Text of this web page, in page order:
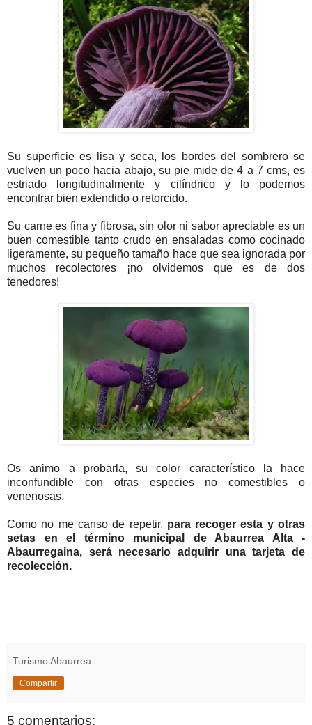
Su superficie es lisa y seca, los bordes del sombrero se
vuelven un poco hacia abajo, su pie mide de 4 a 7 cms, es
estriado longitudinalmente y cilíndrico y lo podemos
encontrar bien extendido o retorcido.
Su carne es fina y fibrosa, sin olor ni sabor apreciable es un
buen comestible tanto crudo en ensaladas como cocinado
ligeramente, su pequeño tamaño hace que sea ignorada por
muchos recolectores ¡no olvidemos que es de dos
tenedores!
Os animo a probarla, su color característico la hace
inconfundible con otras especies no comestibles o
venenosas.
Como no me canso de repetir, para recoger esta y otras
setas en el término municipal de Abaurrea Alta -
Abaurregaina, será necesario adquirir una tarjeta de
recolección.
Turismo Abaurrea
Compartir
5 comentarios: